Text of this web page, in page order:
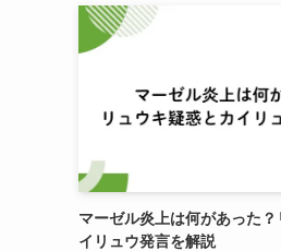
マーゼル炎上は何があった
イリュウ発言を解説